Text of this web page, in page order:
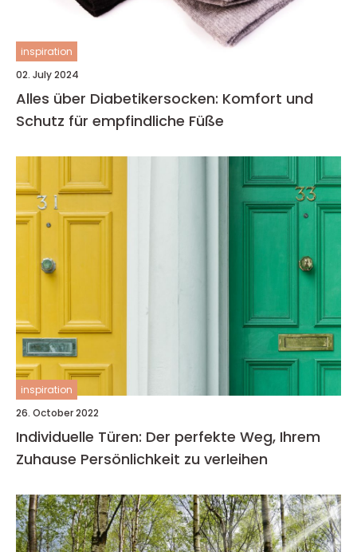
inspiration
02. July 2024
Alles über Diabetikersocken: Komfort und
Schutz für empfindliche Füße
inspiration
26. October 2022
Individuelle Türen: Der perfekte Weg, Ihrem
Zuhause Persönlichkeit zu verleihen